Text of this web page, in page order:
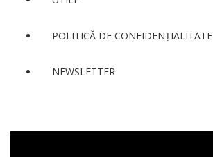
POLITICĂ DE CONFIDENȚIALITATE
NEWSLETTER